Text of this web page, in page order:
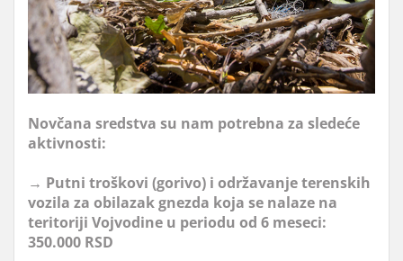
Novčana sredstva su nam potrebna za sledeće
aktivnosti:
→ Putni troškovi (gorivo) i održavanje terenskih
vozila za obilazak gnezda koja se nalaze na
teritoriji Vojvodine u periodu od 6 meseci:
350.000 RSD